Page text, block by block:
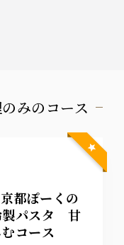
のみのコース
都ぽーくの
製パスタ 甘
コース